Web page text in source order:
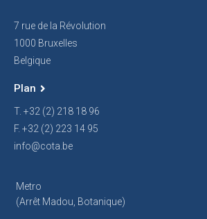
7 rue de la Révolution
1000 Bruxelles
Belgique
Plan
T. +32 (2) 218 18 96
F. +32 (2) 223 14 95
info@cota.be
Metro
(arrêt Madou, Botanique)